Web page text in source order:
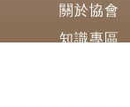
關於協會
知識專區